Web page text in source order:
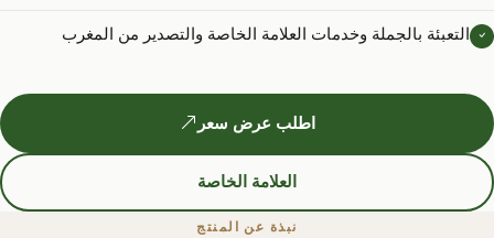
التعبئة بالجملة وخدمات العلامة الخاصة والتصدير من المغرب
اطلب عرض سعر
العلامة الخاصة
نبذة عن المنتج